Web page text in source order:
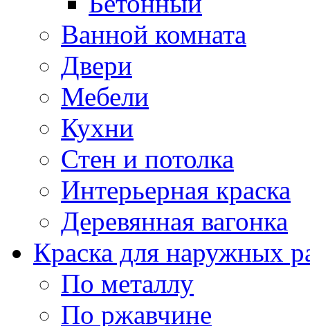
Ванной комната
Двери
Мебели
Кухни
Стен и потолка
Интерьерная краска
Деревянная вагонка
Краска для наружных
По металлу
По ржавчине